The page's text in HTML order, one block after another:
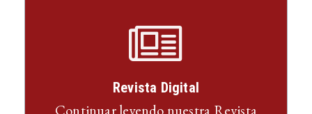
Revista Digital